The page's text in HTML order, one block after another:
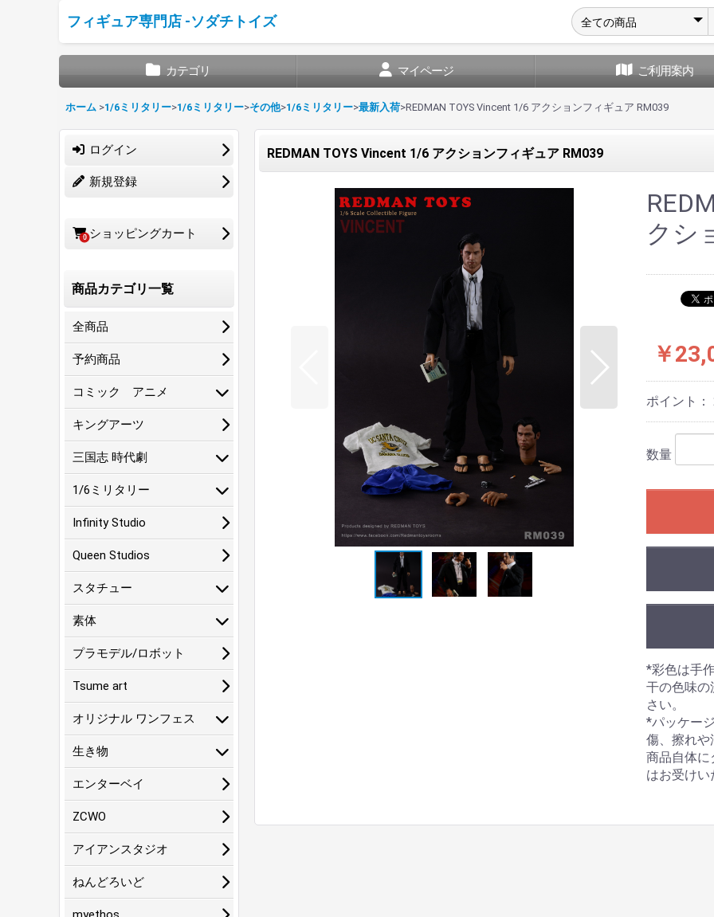
フィギュア専門店 -ソダチトイズ
カテゴリ マイページ ご利用案内
ホーム >1/6ミリタリー>1/6ミリタリー>その他>1/6ミリタリー>最新入荷>REDMAN TOYS Vincent 1/6 アクションフィギュア RM039
ログイン
新規登録
0 ショッピングカート
商品カテゴリ一覧
全商品
予約商品
コミック アニメ
キングアーツ
三国志 時代劇
1/6ミリタリー
Infinity Studio
Queen Studios
スタチュー
素体
プラモデル/ロボット
Tsume art
オリジナル ワンフェス
生き物
エンターベイ
ZCWO
アイアンスタジオ
ねんどろいど
REDMAN TOYS Vincent 1/6 アクションフィギュア RM039
クシ
￥
ポイント：
数量
*彩色は手
干の色味の
さい。
*パッケー
傷、擦れや
商品自体に
はお受け